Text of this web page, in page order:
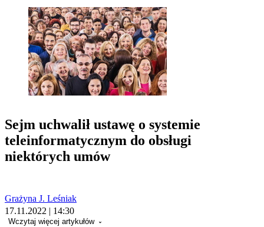
Sejm uchwalił ustawę o systemie
teleinformatycznym do obsługi
niektórych umów
Grażyna J. Leśniak
17.11.2022 | 14:30
Wczytaj więcej artykułów